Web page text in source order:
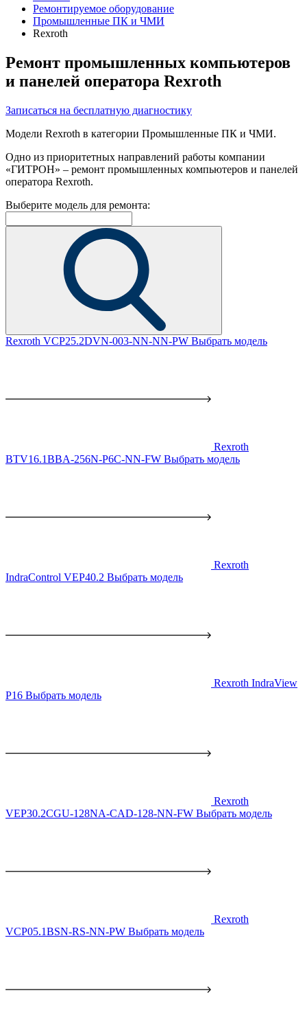
Ремонтируемое оборудование
Промышленные ПК и ЧМИ
Rexroth
Ремонт промышленных компьютеров
и панелей оператора Rexroth
Записаться на бесплатную диагностику
Модели Rexroth в категории Промышленные ПК и ЧМИ.
Одно из приоритетных направлений работы компании
«ГИТРОН» – ремонт промышленных компьютеров и панелей
оператора Rexroth.
Выберите модель для ремонта:
Rexroth VCP25.2DVN-003-NN-NN-PW Выбрать модель
Rexroth
BTV16.1BBA-256N-P6C-NN-FW Выбрать модель
Rexroth
IndraControl VEP40.2 Выбрать модель
Rexroth IndraView
P16 Выбрать модель
Rexroth
VEP30.2CGU-128NA-CAD-128-NN-FW Выбрать модель
Rexroth
VCP05.1BSN-RS-NN-PW Выбрать модель